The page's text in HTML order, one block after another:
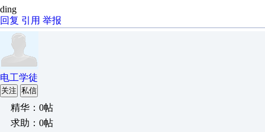
ding
回复 引用 举报
电工学徒
关注 私信
精华：0帖
求助：0帖